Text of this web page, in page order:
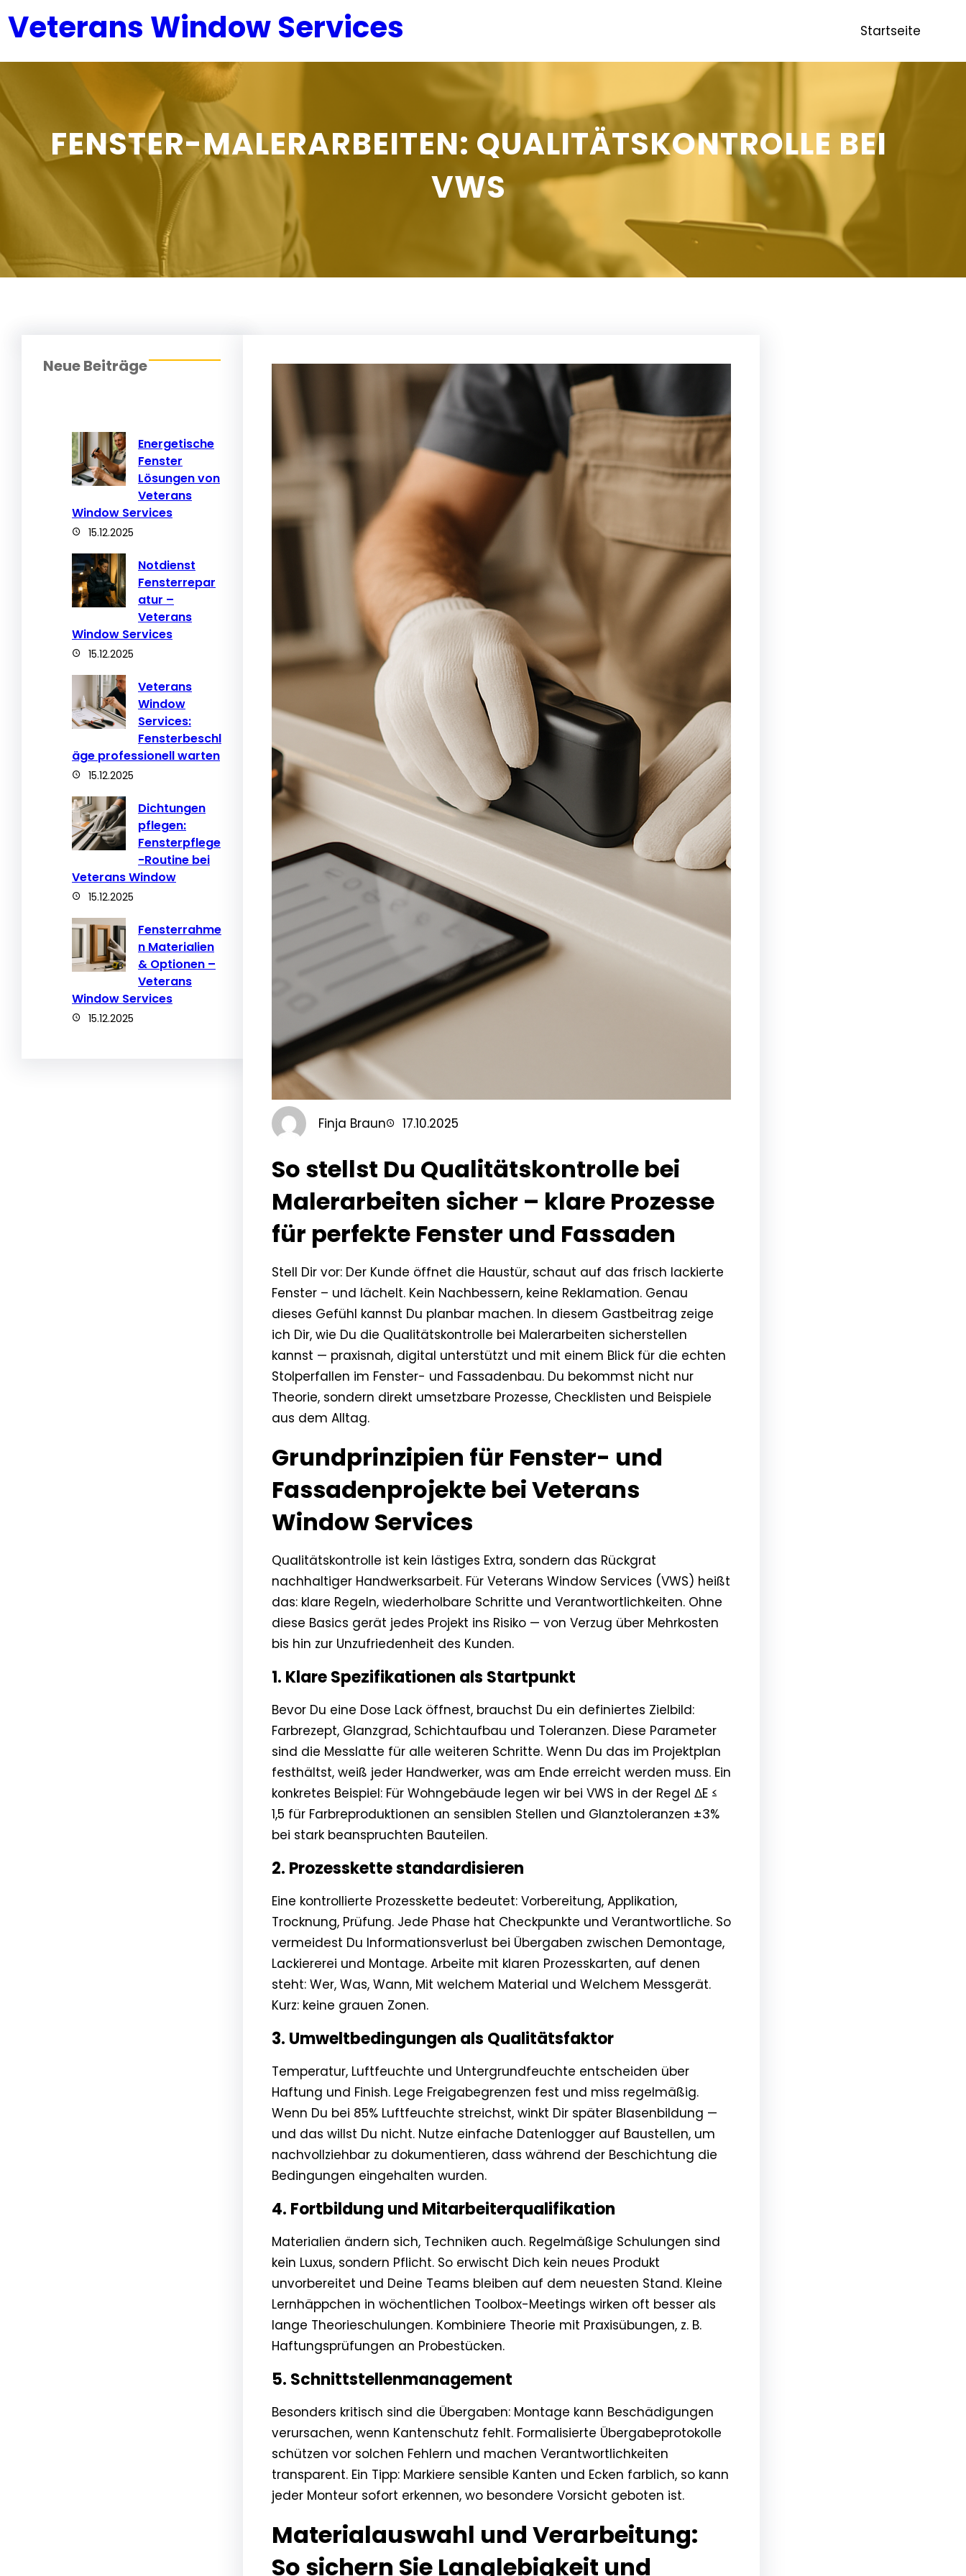
Inhalt
Veterans Window Services Startseite
FENSTER-MALERARBEITEN: QUALITÄTSKONTROLLE BEI
VWS
Neue Beiträge
Energetische
Fenster
Lösungen von
Veterans
Window Services
15.12.2025
Notdienst
Fensterrepar
atur –
Veterans
Window Services
15.12.2025
Veterans
Window
Services:
Fensterbeschl
äge professionell warten
15.12.2025
Dichtungen
pflegen:
Fensterpflege
-Routine bei
Veterans Window
15.12.2025
Fensterrahme
n Materialien
& Optionen –
Veterans
Window Services
15.12.2025
Finja Braun 17.10.2025
So stellst Du Qualitätskontrolle bei
Malerarbeiten sicher – klare Prozesse
für perfekte Fenster und Fassaden
Stell Dir vor: Der Kunde öffnet die Haustür, schaut auf das frisch lackierte
Fenster – und lächelt. Kein Nachbessern, keine Reklamation. Genau
dieses Gefühl kannst Du planbar machen. In diesem Gastbeitrag zeige
ich Dir, wie Du die Qualitätskontrolle bei Malerarbeiten sicherstellen
kannst — praxisnah, digital unterstützt und mit einem Blick für die echten
Stolperfallen im Fenster- und Fassadenbau. Du bekommst nicht nur
Theorie, sondern direkt umsetzbare Prozesse, Checklisten und Beispiele
aus dem Alltag.
Grundprinzipien für Fenster- und
Fassadenprojekte bei Veterans
Window Services
Qualitätskontrolle ist kein lästiges Extra, sondern das Rückgrat
nachhaltiger Handwerksarbeit. Für Veterans Window Services (VWS) heißt
das: klare Regeln, wiederholbare Schritte und Verantwortlichkeiten. Ohne
diese Basics gerät jedes Projekt ins Risiko — von Verzug über Mehrkosten
bis hin zur Unzufriedenheit des Kunden.
1. Klare Spezifikationen als Startpunkt
Bevor Du eine Dose Lack öffnest, brauchst Du ein definiertes Zielbild:
Farbrezept, Glanzgrad, Schichtaufbau und Toleranzen. Diese Parameter
sind die Messlatte für alle weiteren Schritte. Wenn Du das im Projektplan
festhältst, weiß jeder Handwerker, was am Ende erreicht werden muss. Ein
konkretes Beispiel: Für Wohngebäude legen wir bei VWS in der Regel ΔE ≤
1,5 für Farbreproduktionen an sensiblen Stellen und Glanztoleranzen ±3%
bei stark beanspruchten Bauteilen.
2. Prozesskette standardisieren
Eine kontrollierte Prozesskette bedeutet: Vorbereitung, Applikation,
Trocknung, Prüfung. Jede Phase hat Checkpunkte und Verantwortliche. So
vermeidest Du Informationsverlust bei Übergaben zwischen Demontage,
Lackiererei und Montage. Arbeite mit klaren Prozesskarten, auf denen
steht: Wer, Was, Wann, Mit welchem Material und Welchem Messgerät.
Kurz: keine grauen Zonen.
3. Umweltbedingungen als Qualitätsfaktor
Temperatur, Luftfeuchte und Untergrundfeuchte entscheiden über
Haftung und Finish. Lege Freigabegrenzen fest und miss regelmäßig.
Wenn Du bei 85% Luftfeuchte streichst, winkt Dir später Blasenbildung —
und das willst Du nicht. Nutze einfache Datenlogger auf Baustellen, um
nachvollziehbar zu dokumentieren, dass während der Beschichtung die
Bedingungen eingehalten wurden.
4. Fortbildung und Mitarbeiterqualifikation
Materialien ändern sich, Techniken auch. Regelmäßige Schulungen sind
kein Luxus, sondern Pflicht. So erwischt Dich kein neues Produkt
unvorbereitet und Deine Teams bleiben auf dem neuesten Stand. Kleine
Lernhäppchen in wöchentlichen Toolbox-Meetings wirken oft besser als
lange Theorieschulungen. Kombiniere Theorie mit Praxisübungen, z. B.
Haftungsprüfungen an Probestücken.
5. Schnittstellenmanagement
Besonders kritisch sind die Übergaben: Montage kann Beschädigungen
verursachen, wenn Kantenschutz fehlt. Formalisierte Übergabeprotokolle
schützen vor solchen Fehlern und machen Verantwortlichkeiten
transparent. Ein Tipp: Markiere sensible Kanten und Ecken farblich, so kann
jeder Monteur sofort erkennen, wo besondere Vorsicht geboten ist.
Materialauswahl und Verarbeitung:
So sichern Sie Langlebigkeit und